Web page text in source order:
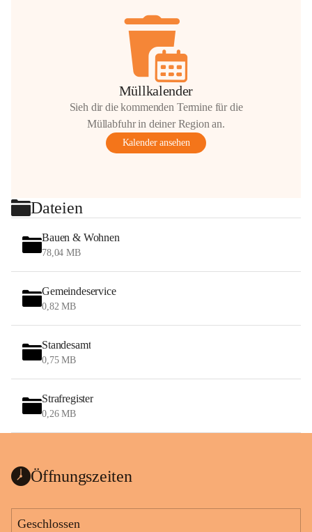
Müllkalender
Sieh dir die kommenden Termine für die
Müllabfuhr in deiner Region an.
Kalender ansehen
Dateien
Bauen & Wohnen
78,04 MB
Gemeindeservice
0,82 MB
Standesamt
0,75 MB
Strafregister
0,26 MB
Öffnungszeiten
Geschlossen